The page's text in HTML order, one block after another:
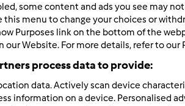
Wyników na
some content and ads you see may
this menu to change your choices or
Purposes link on the bottom of the
our Website. For more details, refer to our
process data to provide:
data. Actively scan device
information on a device. Personalised